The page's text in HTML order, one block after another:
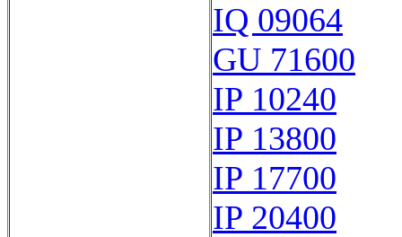
IQ 09064
GU 71600
IP 10240
IP 13800
IP 17700
IP 20400